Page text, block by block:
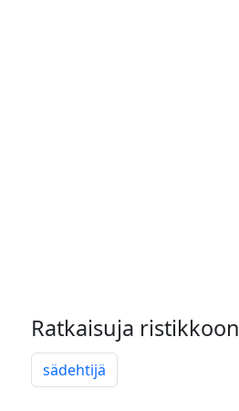
Ratkaisuja ristikkoon
sädehtijä